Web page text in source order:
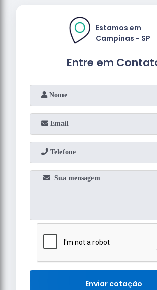
Entre em
Estamos em
Campinas - SP
Enviar cotação